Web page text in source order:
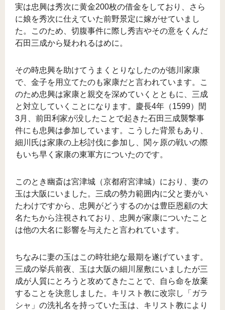
実は忠興は秀次に黄金200枚の借金をしており、さら
に娘を秀次に仕えていた前野景定に嫁がせていまし
た。このため、切腹事件に際し秀吉やその意をくんだ
石田三成から疑われるはめに。
その時忠興を助けてうまくとりなしたのが徳川家康
で、金子を用立てたのも家康だと言われています。こ
のため忠興は家康と親交を深めていくとともに、三成
と対立していくことになります。慶長4年（1599）閏
3月、前田利家が没したことで起きた石田三成襲撃事
件にも忠興は参加しています。こうした背景もあり、
細川氏は家康の上杉討伐に参加し、関ヶ原の戦いの際
もいち早く家康の東軍方についたのです。
このとき幽斎は宮津城（京都府宮津城）におり、妻の
玉は大阪にいました。三成の勢力範囲内に父と妻がい
たわけですから、忠興がどうするのかは豊臣恩顧の大
名たちから注視されており、忠興が家康についたこと
は他の大名に影響を与えたと言われています。
ちなみに妻の玉はこの時壮絶な最期を遂げています。
三成の挙兵前夜、玉は大阪の細川屋敷にいましたが三
成が人質にとろうと攻めてきたことで、自ら命を放棄
することを決意しました。キリスト教に改宗し「ガラ
シャ」の洗礼名を持っていた玉は、キリスト教により